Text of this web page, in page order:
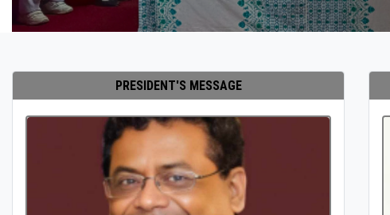
PRESIDENT'S MESSAGE